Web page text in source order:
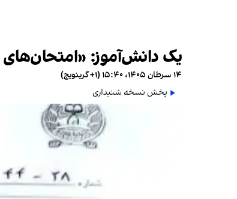
یک دانش‌آموز:
۱۴ سرطان ۱۴۰۵، ۱۵:۴۰ (‎+۱ گرینویچ)
پخش نسخه شنیداری